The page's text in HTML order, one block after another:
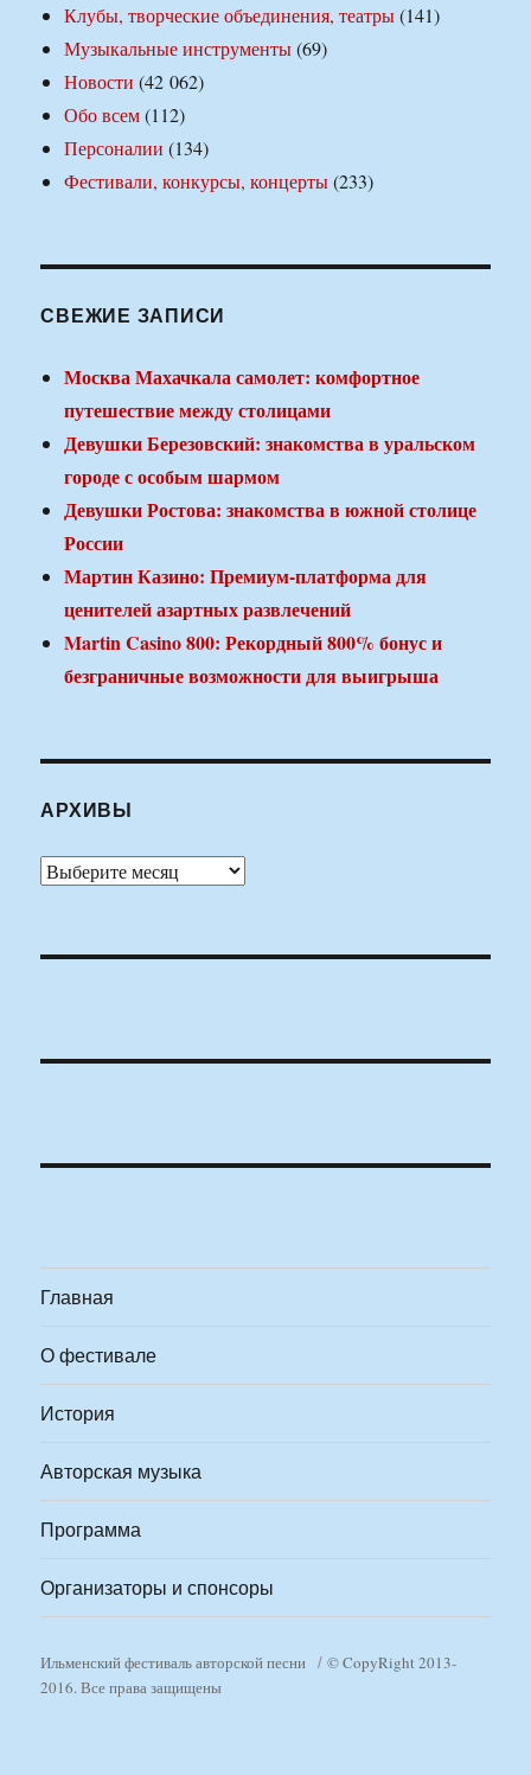
Клубы, творческие объединения, театры(141)
Музыкальные инструменты(69)
Новости (42 062)
Обо всем(112)
Персоналии (134)
Фестивали, конкурсы, концерты(233)
СВЕЖИЕ ЗАПИСИ
Москва Махачкала самолет: комфортное
путешествие между столицами
Девушки Березовский: знакомства в уральском
городе с особым шармом
Девушки Ростова: знакомства в южной столице
России
Мартин Казино: Премиум-платформа для
ценителей азартных развлечений
Martin Casino 800: Рекордный 800% бонус и
безграничные возможности для выигрыша
АРХИВЫ
Архивы
Главная
О фестивале
История
Авторская музыка
Программа
Организаторы и спонсоры
Ильменский фестиваль авторской песни
© CopyRight 2013-
2016. Все права защищены